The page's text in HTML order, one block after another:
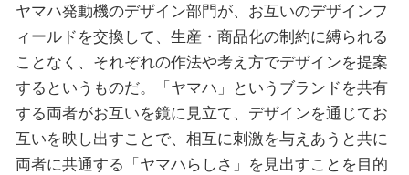
ヤマハ発動機のデザイン部門が、お互いのデザインフ
ィールドを交換して、生産・商品化の制約に縛られる
ことなく、それぞれの作法や考え方でデザインを提案
するというものだ。「ヤマハ」というブランドを共有
する両者がお互いを鏡に見立て、デザインを通じてお
互いを映し出すことで、相互に刺激を与えあうと共に
両者に共通する「ヤマハらしさ」を見出すことを目的